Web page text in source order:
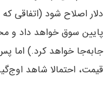
پایین سوق خواهد داد و
جابه‌جا خواهد کرد.) اما
قیمت، احتمالا شاهد